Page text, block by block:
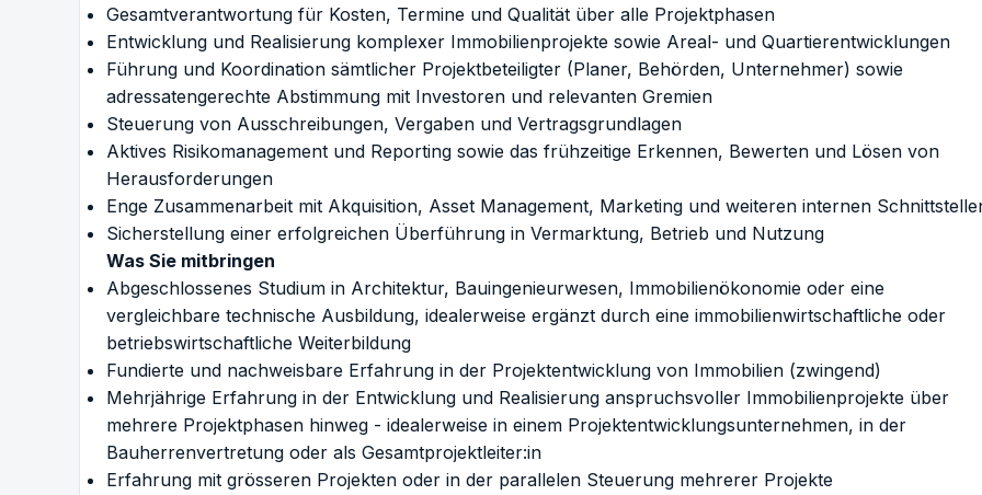
Gesamtverantwortung für Kosten, Termine und Qualität über alle Projektphasen
Entwicklung und Realisierung komplexer Immobilienprojekte sowie Areal- und Quartierentwicklungen
Führung und Koordination sämtlicher Projektbeteiligter (Planer, Behörden, Unternehmer) sowie
adressatengerechte Abstimmung mit Investoren und relevanten Gremien
Steuerung von Ausschreibungen, Vergaben und Vertragsgrundlagen
Aktives Risikomanagement und Reporting sowie das frühzeitige Erkennen, Bewerten und Lösen von
Herausforderungen
Enge Zusammenarbeit mit Akquisition, Asset Management, Marketing und weiteren internen
Sicherstellung einer erfolgreichen Überführung in Vermarktung, Betrieb und Nutzung
Was Sie mitbringen
Abgeschlossenes Studium in Architektur, Bauingenieurwesen, Immobilienökonomie oder eine
vergleichbare technische Ausbildung, idealerweise ergänzt durch eine immobilienwirtschaftliche oder
betriebswirtschaftliche Weiterbildung
Fundierte und nachweisbare Erfahrung in der Projektentwicklung von Immobilien (zwingend)
Mehrjährige Erfahrung in der Entwicklung und Realisierung anspruchsvoller Immobilienprojekte über
mehrere Projektphasen hinweg - idealerweise in einem Projektentwicklungsunternehmen, in der
Bauherrenvertretung oder als Gesamtprojektleiter:in
Erfahrung mit grösseren Projekten oder in der parallelen Steuerung mehrerer Projekte